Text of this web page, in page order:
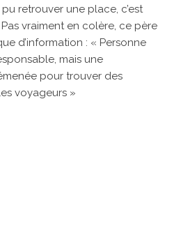
retrouver une place, c’est
vraiment en colère, ce père
d’information : « Personne
mais une
pour trouver des
voyageurs »